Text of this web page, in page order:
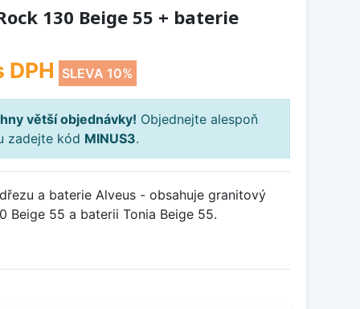
130 Beige 55 + baterie
DPH SLEVA 10%
větší objednávky! Objednejte alespoň
zadejte kód MINUS3.
a baterie Alveus - obsahuje granitový
Beige 55 a baterii Tonia Beige 55.